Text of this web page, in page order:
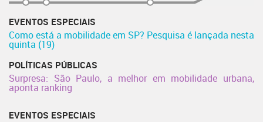
EVENTOS ESPECIAIS
Como está a mobilidade em SP? Pesquisa é lançada nesta
quinta (19)
POLÍTICAS PÚBLICAS
Surpresa: São Paulo, a melhor em mobilidade urbana,
aponta ranking
EVENTOS ESPECIAIS